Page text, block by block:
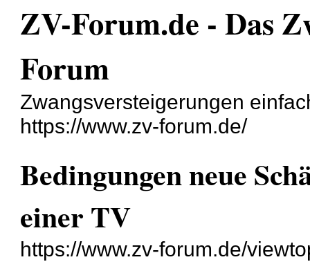
ZV-Forum.de - Das
Forum
Zwangsversteigerungen
https://www.zv-forum.de/
Bedingungen neue
einer TV
https://www.zv-forum.de/